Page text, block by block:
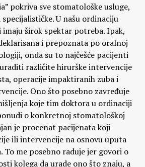
pokriva sve stomatološke usluge,
U našu ordinaciju
širok spektar potreba. Ipak,
i prepoznata po oralnoj
onda su to najčešće pacijenti
različite hirurške intervencije
operacije impaktiranih zuba i
Ono što posebno zavređuje
koje tim doktora u ordinaciji
o konkretnoj stomatološkoj
je procenat pacijenata koji
ili intervencije na osnovu uputa
To me posebno raduje jer govori o
kolega da urade ono što znaju, a